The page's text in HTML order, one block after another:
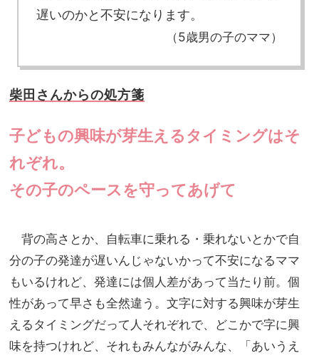
遅いのかと不安になります。
（5歳男の子のママ）
柴田さんからの処方箋
子どもの興味が芽生えるタイミングはそ
れぞれ。
その子のペースを守ってあげて
背の高さとか、自転車に乗れる・乗れないとかで自
分の子の発達が遅いんじゃないかって不安になるママ
もいるけれど、発達には個人差があって当たり前。個
性があって早さも全然違う。文字に対する興味が芽生
えるタイミングだって人それぞれで、どこかで字に興
味を持つけれど、それもみんながみんな、「あいうえ